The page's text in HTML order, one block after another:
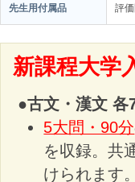
先生用付属品 評
新課程大学
●古文・漢文 各
5大問・90分
を収録。共
けられます